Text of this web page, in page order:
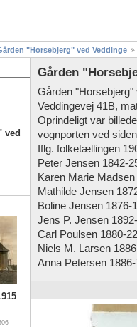
"Horsebjerg" ved Veddinge
ved
Gården
Gården "Horsebjerg"
Veddingevej 41B,
Oprindeligt var
vognporten ved
Iflg. folketællingen
Peter Jensen 1842-
Karen Marie
Mathilde Jensen
Boline Jensen
Jens P. Jensen
Carl Poulsen 1880-
Niels M. Larsen
Anna Petersen